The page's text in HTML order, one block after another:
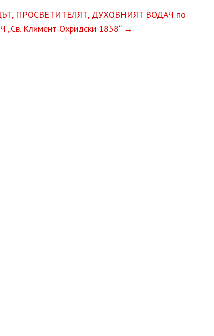
ПРОСВЕТИТЕЛЯТ, ДУХОВНИЯТ ВОДАЧ по
„Св. Климент Охридски 1858“ →